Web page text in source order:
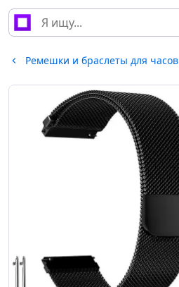
Ремешки и браслеты для часов